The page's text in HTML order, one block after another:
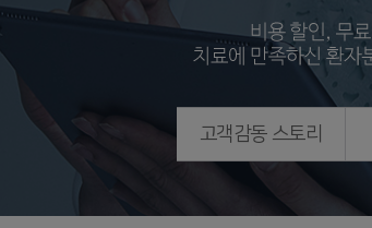
고객감동 스토리